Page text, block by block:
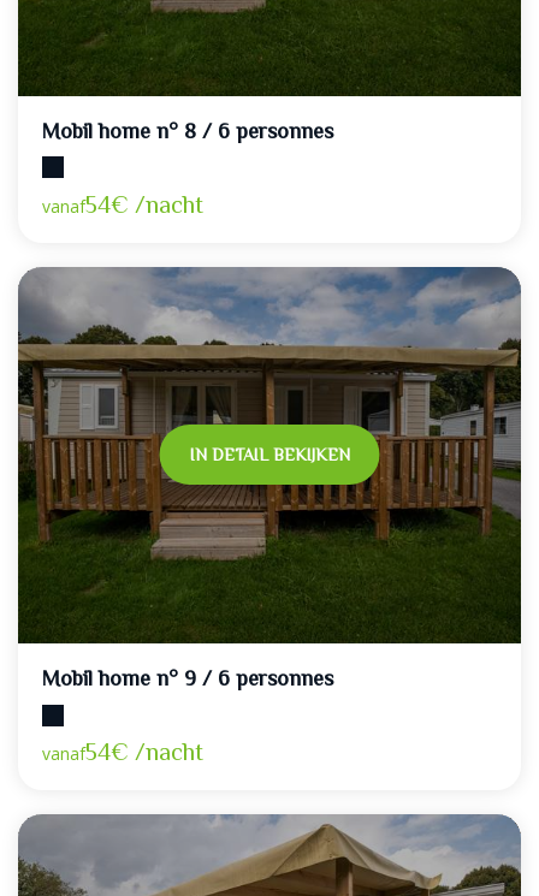
Mobil home n° 8 / 6 personnes
vanaf54€ /nacht
IN DETAIL BEKIJKEN
Mobil home n° 9 / 6 personnes
vanaf54€ /nacht